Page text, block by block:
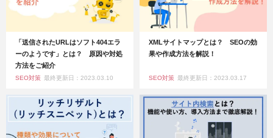
「送信されたURLはソフト404エラ
ーのようです」とは？ 原因や対処
方法をご紹介
SEO対策 最終更新日：2023.03.10
XMLサイトマップとは？ SEOの効
果や作成方法を解説！
SEO対策 最終更新日：2023.03.17